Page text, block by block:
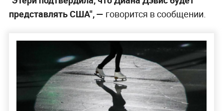
представлять США", — говорится в сообщении.